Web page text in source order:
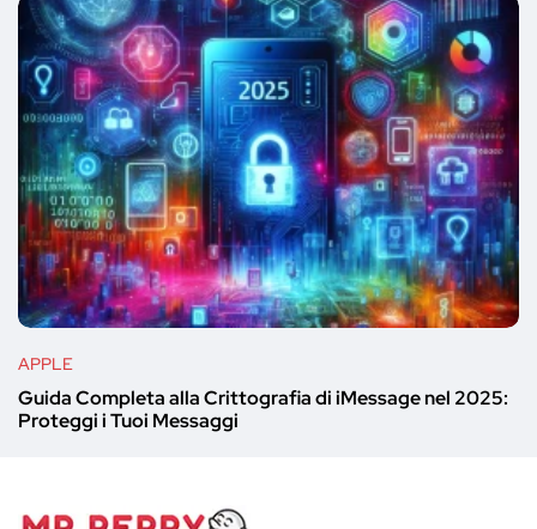
APPLE
Guida Completa alla Crittografia di iMessage nel 2025:
Proteggi i Tuoi Messaggi